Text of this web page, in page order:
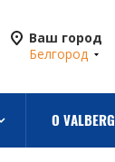
Ваш город
Белгород
О VALBERG